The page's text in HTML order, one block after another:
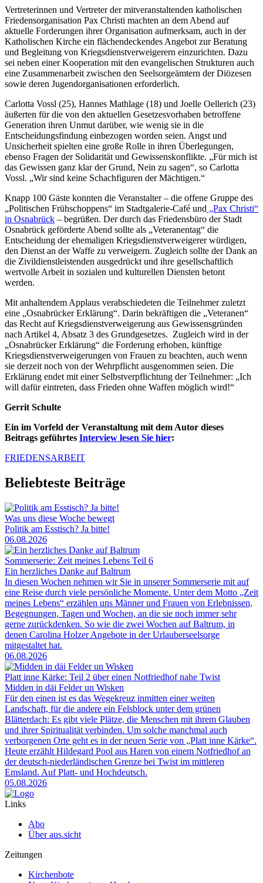
Vertreterinnen und Vertreter der mitveranstaltenden katholischen
Friedensorganisation Pax Christi machten an dem Abend auf
aktuelle Forderungen ihrer Organisation aufmerksam, auch in der
Katholischen Kirche ein flächendeckendes Angebot zur Beratung
und Begleitung von Kriegsdienstverweigerern einzurichten. Dazu
sei neben einer Kooperation mit den evangelischen Strukturen auch
eine Zusammenarbeit zwischen den Seelsorgeämtern der Diözesen
sowie deren Jugendorganisationen erforderlich.
Carlotta Vossl (25), Hannes Mathlage (18) und Joelle Oellerich (23)
äußerten für die von den aktuellen Gesetzesvorhaben betroffene
Generation ihren Unmut darüber, wie wenig sie in die
Entscheidungsfindung einbezogen worden seien. Angst und
Unsicherheit spielten eine große Rolle in ihren Überlegungen,
ebenso Fragen der Solidarität und Gewissenskonflikte. „Für mich ist
das Gewissen ganz klar der Grund, Nein zu sagen“, so Carlotta
Vossl. „Wir sind keine Schachfiguren der Mächtigen.“
Knapp 100 Gäste konnten die Veranstalter – die offene Gruppe des
„Politischen Frühschoppens“ im Stadtgalerie-Café und „Pax Christi“
in Osnabrück – begrüßen. Der durch das Friedensbüro der Stadt
Osnabrück geförderte Abend sollte als „Veteranentag“ die
Entscheidung der ehemaligen Kriegsdienstverweigerer würdigen,
den Dienst an der Waffe zu verweigern. Zugleich sollte der Dank an
die Zivildienstleistenden ausgedrückt und ihre gesellschaftlich
wertvolle Arbeit in sozialen und kulturellen Diensten betont
werden.
Mit anhaltendem Applaus verabschiedeten die Teilnehmer zuletzt
eine „Osnabrücker Erklärung“. Darin bekräftigen die „Veteranen“
das Recht auf Kriegsdienstverweigerung aus Gewissensgründen
nach Artikel 4, Absatz 3 des Grundgesetzes. Zugleich wird in der
„Osnabrücker Erklärung“ die Forderung erhoben, künftige
Kriegsdienstverweigerungen von Frauen zu beachten, auch wenn
sie derzeit noch von der Wehrpflicht ausgenommen seien. Die
Erklärung endet mit einer Selbstverpflichtung der Teilnehmer: „Ich
will dafür eintreten, dass Frieden ohne Waffen möglich wird!“
Gerrit Schulte
Ein im Vorfeld der Veranstaltung mit dem Autor dieses
Beitrags geführtes Interview lesen Sie hier:
FRIEDENSARBEIT
Beliebteste Beiträge
Was uns diese Woche bewegt
Politik am Esstisch? Ja bitte!
06.08.2026
Sommerserie: Zeit meines Lebens Teil 6
Ein herzliches Danke auf Baltrum
In diesen Wochen nehmen wir Sie in unserer Sommerserie mit auf
eine Reise durch viele persönliche Momente. Unter dem Motto „Zeit
meines Lebens“ erzählen uns Männer und Frauen von Erlebnissen,
Begegnungen, Tagen und Wochen, an die sie noch immer sehr
gerne zurückdenken. So wie die zwei Wochen auf Baltrum, in
denen Carolina Holzer Angebote in der Urlauberseelsorge
mitgestaltet hat.
06.08.2026
Platt inne Kärke: Teil 2 über einen Notfriedhof nahe Twist
Midden in däi Felder un Wisken
Für den einen ist es das Wegekreuz inmitten einer weiten
Landschaft, für die andere ein Felsblock unter dem grünen
Blätterdach: Es gibt viele Plätze, die Menschen mit ihrem Glauben
und ihrer Spiritualität verbinden. Um solche manchmal auch
verborgenen Orte geht es in der neuen Serie von „Platt inne Kärke“.
Heute erzählt Hildegard Pool aus Haren von einem Notfriedhof an
der deutsch-niederländischen Grenze bei Twist im mittleren
Emsland. Auf Platt- und Hochdeutsch.
05.08.2026
Links
Abo
Über aus.sicht
Zeitungen
Kirchenbote